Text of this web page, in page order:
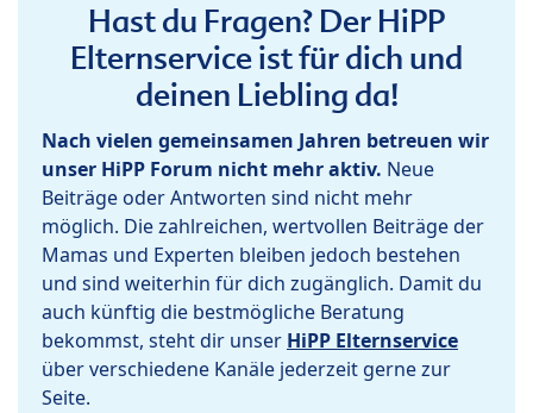
Hast du Fragen? Der HiPP
Elternservice ist für dich und
deinen Liebling da!
Nach vielen gemeinsamen Jahren betreuen wir
unser HiPP Forum nicht mehr aktiv. Neue
Beiträge oder Antworten sind nicht mehr
möglich. Die zahlreichen, wertvollen Beiträge der
Mamas und Experten bleiben jedoch bestehen
und sind weiterhin für dich zugänglich. Damit du
auch künftig die bestmögliche Beratung
bekommst, steht dir unser HiPP Elternservice
über verschiedene Kanäle jederzeit gerne zur
Seite.